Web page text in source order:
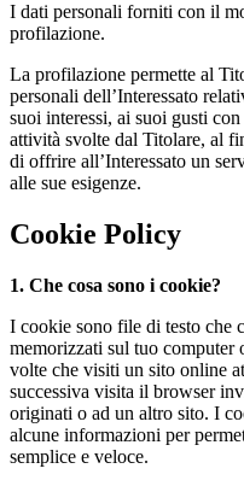
I dati personali forniti con il
profilazione.
La profilazione permette al
personali dell’Interessato
suoi interessi, ai suoi gusti
attività svolte dal Titolare, al
di offrire all’Interessato un
alle sue esigenze.
Cookie Policy
1. Che cosa sono i cookie?
I cookie sono file di testo che
memorizzati sul tuo
volte che visiti un sito online
successiva visita il browser
originati o ad un altro sito. I
alcune informazioni per
semplice e veloce.